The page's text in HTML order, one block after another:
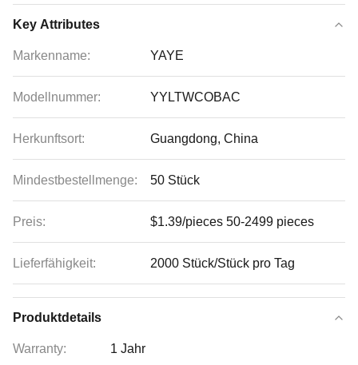
Key Attributes
Markenname: YAYE
Modellnummer: YYLTWCOBAC
Herkunftsort: Guangdong, China
Mindestbestellmenge: 50 Stück
Preis: $1.39/pieces 50-2499 pieces
Lieferfähigkeit: 2000 Stück/Stück pro Tag
Produktdetails
Warranty: 1 Jahr